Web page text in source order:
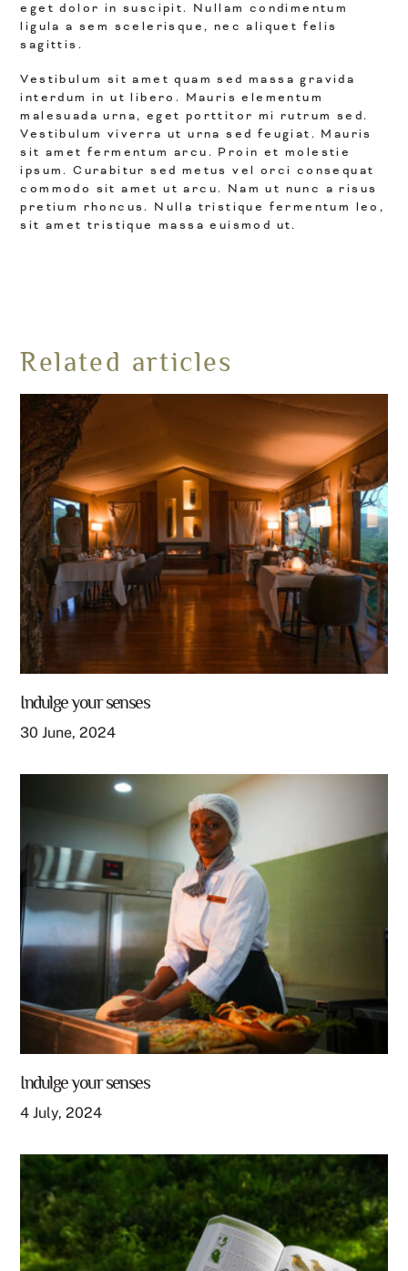
eget dolor in suscipit. Nullam condimentum
ligula a sem scelerisque, nec aliquet felis
sagittis.
Vestibulum sit amet quam sed massa gravida
interdum in ut libero. Mauris elementum
malesuada urna, eget porttitor mi rutrum sed.
Vestibulum viverra ut urna sed feugiat. Mauris
sit amet fermentum arcu. Proin et molestie
ipsum. Curabitur sed metus vel orci consequat
commodo sit amet ut arcu. Nam ut nunc a risus
pretium rhoncus. Nulla tristique fermentum leo,
sit amet tristique massa euismod ut.
Related articles
Indulge your senses
30 June,2024
Indulge your senses
4 July,2024